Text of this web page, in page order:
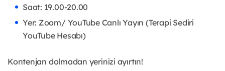
Saat: 19.00-20.00
Yer: Zoom/ YouTube Canlı Yayın (Terapi Sediri
YouTube Hesabı)
Kontenjan dolmadan yerinizi ayırtın!